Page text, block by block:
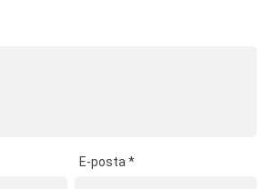
E-posta*